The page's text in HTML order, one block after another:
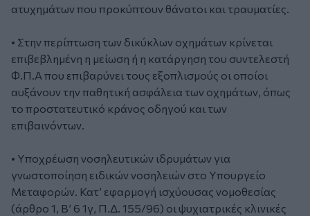
ατυχημάτων που προκύπτουν θάνατοι και τραυματίες.
• Στην περίπτωση των δικύκλων οχημάτων κρίνεται
επιβεβλημένη η μείωση ή η κατάργηση του συντελεστή
Φ.Π.Α που επιβαρύνει τους εξοπλισμούς οι οποίοι
αυξάνουν την παθητική ασφάλεια των οχημάτων, όπως
το προστατευτικό κράνος οδηγού και των
επιβαινόντων.
• Υποχρέωση νοσηλευτικών ιδρυμάτων για
γνωστοποίηση ειδικών νοσηλειών στο Υπουργείο
Μεταφορών. Κατ’ εφαρμογή ισχύουσας νομοθεσίας
(άρθρο 1, Β’ 6 1γ, Π.Δ. 155/96) οι ψυχιατρικές κλινικές